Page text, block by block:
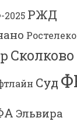
РЖД
Сколково
Суд
Эльвира